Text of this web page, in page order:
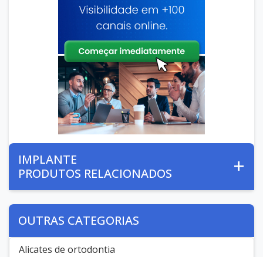
IMPLANTE
PRODUTOS RELACIONADOS
OUTRAS CATEGORIAS
Alicates de ortodontia